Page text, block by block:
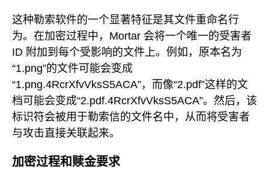
这种勒索软件的一个显著特征是其文件重命名行
为。在加密过程中，Mortar 会将一个唯一的受害者
ID 附加到每个受影响的文件上。例如，原本名为
“1.png”的文件可能会变成
“1.png.4RcrXfvVksS5ACA”，而像“2.pdf”这样的文
档可能会变成“2.pdf.4RcrXfvVksS5ACA”。然后，该
标识符会被用于勒索信的文件名中，从而将受害者
与攻击直接关联起来。
加密过程和赎金要求